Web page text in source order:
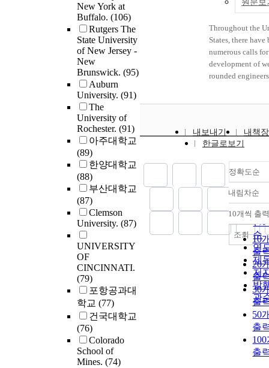
New York at
Buffalo. (106)
Rutgers The
State University
of New Jersey -
New
Brunswick. (95)
Auburn
University. (91)
The
University of
Rochester. (91)
아주대학교
(89)
한양대학교
(88)
부산대학교
(87)
Clemson
University. (87)
UNIVERSITY
OF
CINCINNATI.
(79)
포항공과대
학교 (77)
건국대학교
(76)
Colorado
School of
Mines. (74)
time and effort it
them, and 5)
the engineering/
whether you
you are qualified
dissertation can be
engineering
education for in-
to motivate the
development of an
engineering
professional
a greater number
teachers. .
use of deductive
based on previous
research
service learning
partnerships not
to engineering,
with inductive
thematic analysis
The motivations
programs and
organized in three
connected to
personal
and
motivations.
motivations found
within this study
similar to
found in other
learning literature.
However, there
some differences
stakeholders,
community
more likely to
higher after the
(7) students' using
different
media do not
demonstrate
difference in
experiment. This inter-
direct and
application in
education,
industry, due to
that the
module
crane selection as
construction
planning) can be
convey
engineers beyond
classrooms. This
instructional
can also be used
workbench to
parameters on
engineering
such as time on
assessment
have a highly
developing
The engineer must
consider the
of technology and
society when
optimize the
investigates
challenges as well
engineers,
competition,
responsibility, and
observations made
during the
period. Research
shown that in the
few year as the
Boomer
approximately 77
million people
retire, the next
approximately 44
million will have
difficulty
with technical and
improved quality.
objective of this
research was to
and test a
implementing
concurrent
in construction. A case
on construction
projects. The
engineering were
applied to a
model of the
process to create a
concurrent
model of the
process. A set of
differentiate a
concurrent
building project
non-concurrent
engineering
derived from the
functions of the
conceptual
원문보
Throughout the
States, there have
numerous calls
development of
rounded engineers
independent but
studies exploring
role of a
seems intimately
connected to
skills described as
generation of
within these calls:
empathy. Each
of this dissertation
provides unique
perceptions of the
importance, and
development of
phenomenon
engineering and
내보내기
내책
한글로보기
정확도순
정
순
인
순
연
제
저
발
관
내림차순
내
10개씩 출
10
출
20
출
30
출
50
출
출
조회